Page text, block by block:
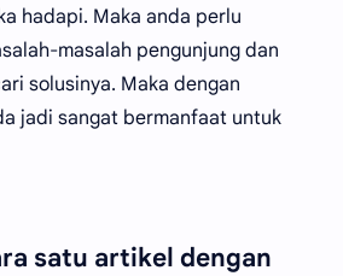
hadapi. Maka anda perlu
masalah pengunjung dan
solusinya. Maka dengan
jadi sangat bermanfaat untuk
satu artikel dengan